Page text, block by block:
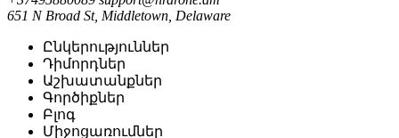
651 N Broad St, Middletown, Delaware
Ընկերություններ
Դիմորդներ
Աշխատանքներ
Գործիքներ
Բլոգ
Միջոցառումներ